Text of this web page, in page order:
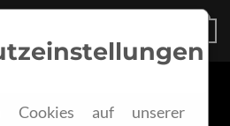
Cookies auf unserer